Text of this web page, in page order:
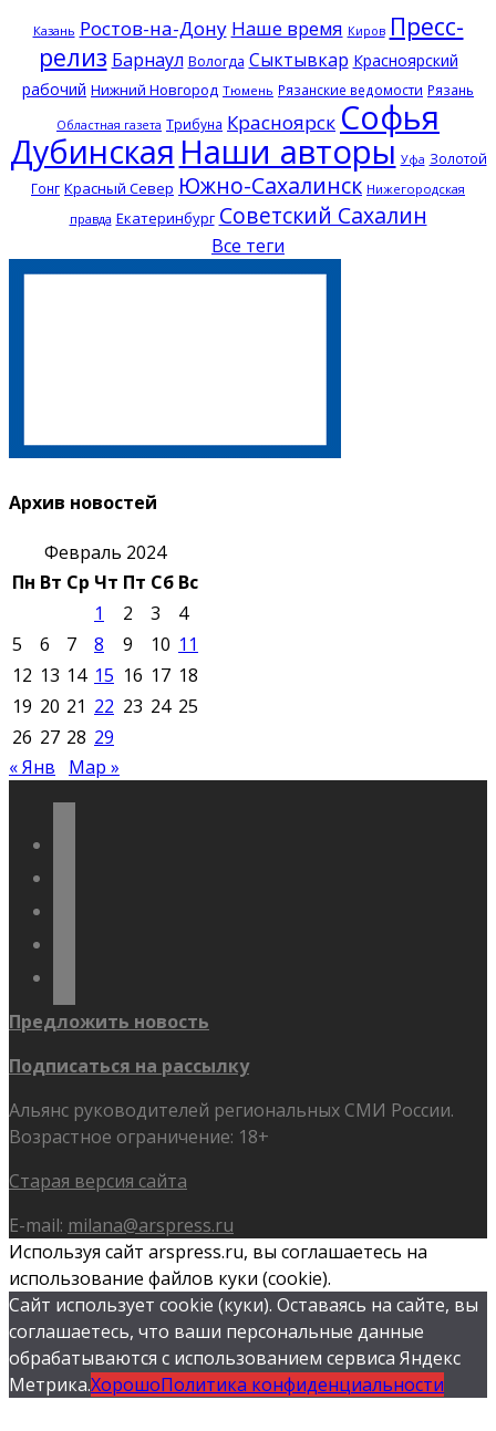
Казань Ростов-на-Дону Наше время Киров Пресс-
релиз Барнаул Вологда Сыктывкар Красноярский
рабочий Нижний Новгород Тюмень Рязанские ведомости Рязань
Областная газета Трибуна Красноярск Софья
Дубинская Наши авторы Уфа Золотой
Гонг Красный Север Южно-Сахалинск Нижегородская
правда Екатеринбург Советский Сахалин
Все теги
Архив новостей
Февраль 2024
Пн Вт Ср Чт Пт Сб Вс
1
2 3
4
5
6 7 8 9 10 11
12 13 14 15 16 17 18
19 20 21 22 23 24 25
26 27 28 29
« Янв
Мар »
Предложить новость
Подписаться на рассылку
Альянс руководителей региональных СМИ России.
Возрастное ограничение: 18+
Старая версия сайта
E-mail: milana@arspress.ru
Используя сайт arspress.ru, вы соглашаетесь на
использование файлов куки (cookie).
Сайт использует cookie (куки). Оставаясь на сайте, вы
соглашаетесь, что ваши персональные данные
обрабатываются с использованием сервиса Яндекс
Метрика.ХорошоПолитика конфиденциальности